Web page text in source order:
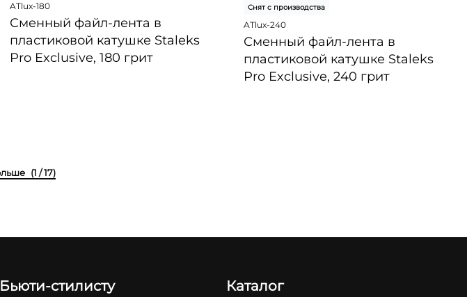
ATlux-180
Сменный файл-лента в
пластиковой катушке Staleks
Pro Exclusive, 180 грит
Снят с производства
ATlux-240
Сменный файл-лента в
пластиковой катушке Staleks
Pro Exclusive, 240 грит
(1 / 17)
Бьюти-стилисту Каталог